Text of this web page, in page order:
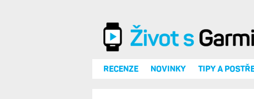
RECENZE NOVINKY TIPY A